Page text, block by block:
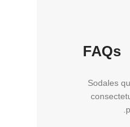
FAQs
Sodales